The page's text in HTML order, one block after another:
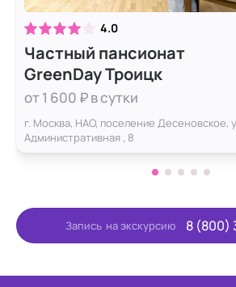
4.0
Частный пансионат
GreenDay Троицк
от 1 600 ₽ в сутки
г. Москва, НАО, поселение Десеновское,
Административная , 8
Запись на экскурсию 8 (800)